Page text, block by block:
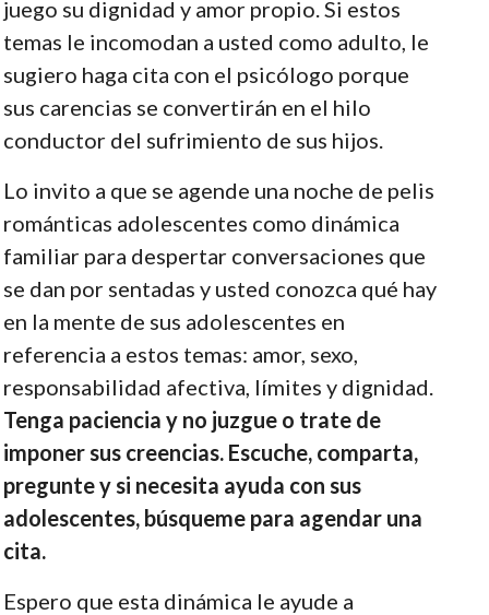
juego su dignidad y amor propio. Si estos
temas le incomodan a usted como adulto, le
sugiero haga cita con el psicólogo porque
sus carencias se convertirán en el hilo
conductor del sufrimiento de sus hijos.
Lo invito a que se agende una noche de pelis
románticas adolescentes como dinámica
familiar para despertar conversaciones que
se dan por sentadas y usted conozca qué hay
en la mente de sus adolescentes en
referencia a estos temas: amor, sexo,
responsabilidad afectiva, límites y dignidad.
Tenga paciencia y no juzgue o trate de
imponer sus creencias. Escuche, comparta,
pregunte y si necesita ayuda con sus
adolescentes, búsqueme para agendar una
cita.
Espero que esta dinámica le ayude a